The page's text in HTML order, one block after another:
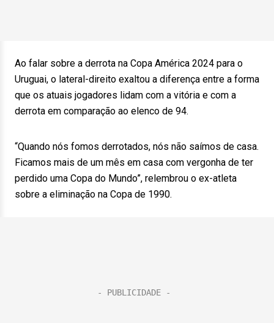
Ao falar sobre a derrota na Copa América 2024 para o
Uruguai, o lateral-direito exaltou a diferença entre a forma
que os atuais jogadores lidam com a vitória e com a
derrota em comparação ao elenco de 94.
“Quando nós fomos derrotados, nós não saímos de casa.
Ficamos mais de um mês em casa com vergonha de ter
perdido uma Copa do Mundo”, relembrou o ex-atleta
sobre a eliminação na Copa de 1990.